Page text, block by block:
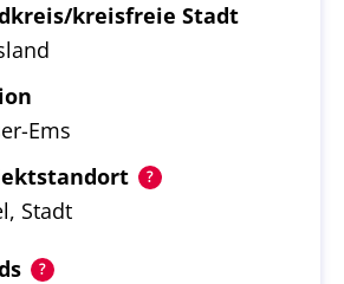
kreisfreie Stadt
Ems
Stadt